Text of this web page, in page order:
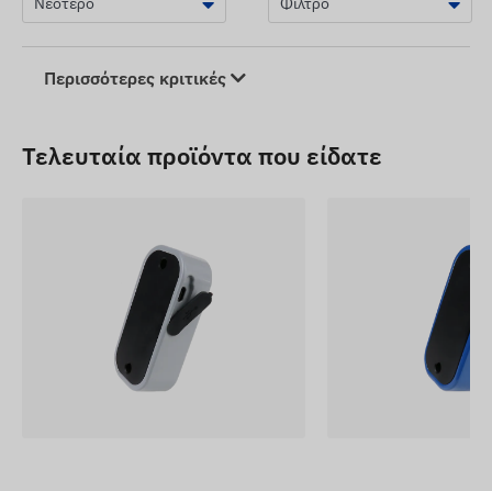
Περισσότερες κριτικές
Τελευταία προϊόντα που είδατε